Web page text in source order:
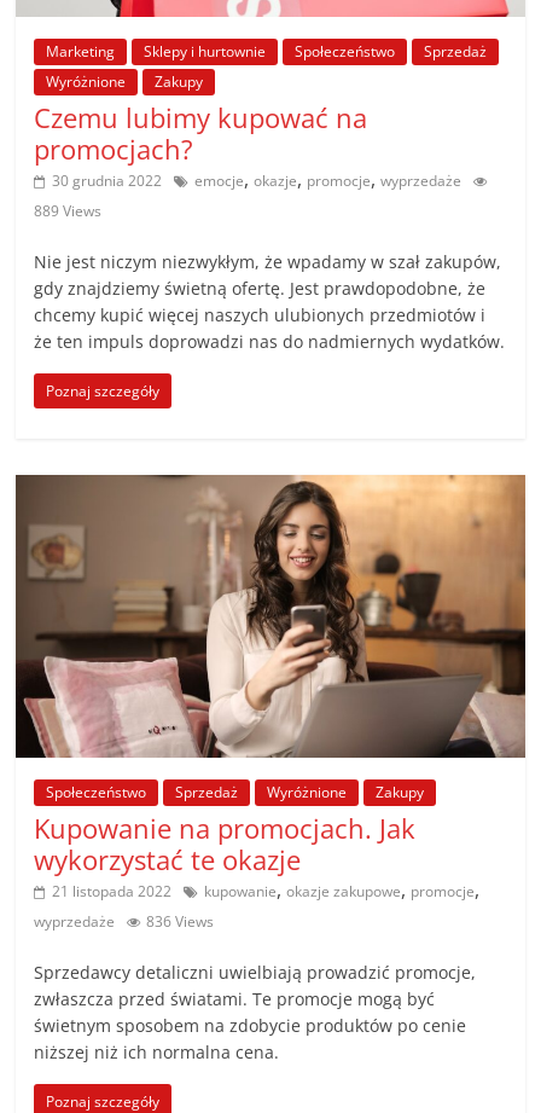
poradniki.
Porady
praktyczne
porady
poradniki
na
każdy
temat
Marketing Sklepy i hurtownie Społeczeństwo
Sprzedaż
Wyróżnione
Zakupy
Czemu lubimy kupować na
promocjach?
30 grudnia 2022 emocje,okazje, promocje,wyprzedaże
889 Views
Nie jest niczym niezwykłym, że wpadamy w szał zakupów,
gdy znajdziemy świetną ofertę. Jest prawdopodobne, że
chcemy kupić więcej naszych ulubionych przedmiotów i
że ten impuls doprowadzi nas do nadmiernych wydatków.
Poznaj szczegóły
Społeczeństwo Sprzedaż Wyróżnione Zakupy
Kupowanie na promocjach. Jak
wykorzystać te okazje
21 listopada 2022 kupowanie,okazje zakupowe, promocje,
wyprzedaże 836 Views
Sprzedawcy detaliczni uwielbiają prowadzić promocje,
zwłaszcza przed światami. Te promocje mogą być
świetnym sposobem na zdobycie produktów po cenie
niższej niż ich normalna cena.
Poznaj szczegóły